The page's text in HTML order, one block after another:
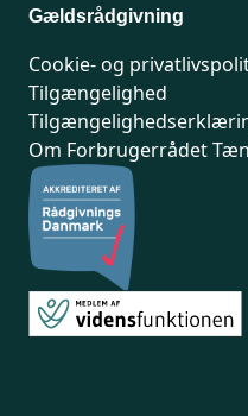
Gældsrådgivning
Cookie- og
Tilgængelighed
Om Forbrugerrådet